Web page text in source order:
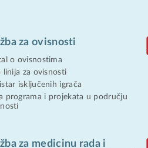
za ovisnosti
o ovisnostima
linija za ovisnosti
isključenih igrača
programa i projekata u području
za medicinu rada i